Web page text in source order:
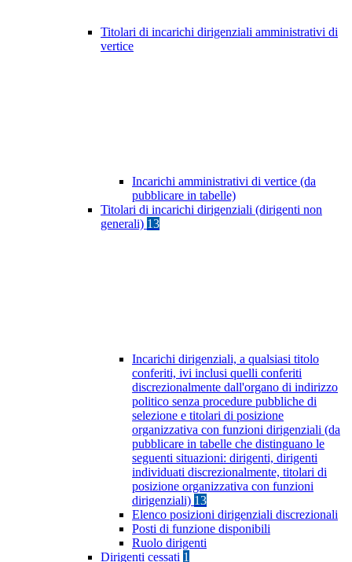
Titolari di incarichi dirigenziali amministrativi di
vertice
Incarichi amministrativi di vertice (da
pubblicare in tabelle)
Titolari di incarichi dirigenziali (dirigenti non
generali) 13
Incarichi dirigenziali, a qualsiasi titolo
conferiti, ivi inclusi quelli conferiti
discrezionalmente dall'organo di indirizzo
politico senza procedure pubbliche di
selezione e titolari di posizione
organizzativa con funzioni dirigenziali (da
pubblicare in tabelle che distinguano le
seguenti situazioni: dirigenti, dirigenti
individuati discrezionalmente, titolari di
posizione organizzativa con funzioni
dirigenziali) 13
Elenco posizioni dirigenziali discrezionali
Posti di funzione disponibili
Ruolo dirigenti
Dirigenti cessati 1